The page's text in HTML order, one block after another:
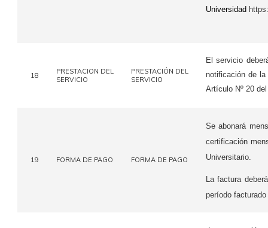
Universidad
18
PRESTACION DEL
SERVICIO
PRESTACIÓN DEL
SERVICIO
El servicio
notificación de
Artículo Nº 20
19 FORMA DE PAGO FORMA DE PAGO
Se abonará
certificación
Universitario.
La factura
período